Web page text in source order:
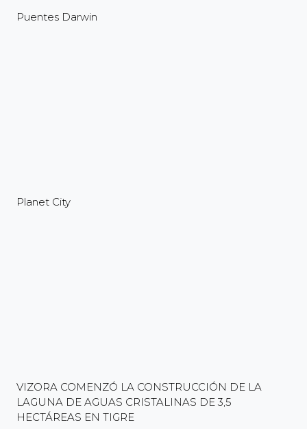
Puentes Darwin
Planet City
VIZORA COMENZÓ LA CONSTRUCCIÓN DE LA
LAGUNA DE AGUAS CRISTALINAS DE 3,5
HECTÁREAS EN TIGRE